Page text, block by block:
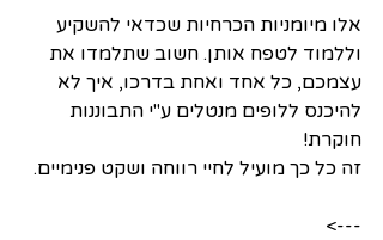
אלו מיומניות הכרחיות שכדאי להשקיע
וללמוד לטפח אותן. חשוב שתלמדו את
עצמכם, כל אחד ואחת בדרכו, איך לא
להיכנס ללופים מנטלים ע"י התבוננות
חוקרת!
זה כל כך מועיל לחיי רווחה ושקט פנימיים.
--->